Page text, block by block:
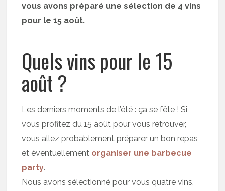
vous avons préparé une sélection de 4 vins
pour le 15 août.
Quels vins pour le 15
août ?
Les derniers moments de l’été : ça se fête ! Si
vous profitez du 15 août pour vous retrouver,
vous allez probablement préparer un bon repas
et éventuellement organiser une barbecue
party.
Nous avons sélectionné pour vous quatre vins,